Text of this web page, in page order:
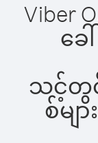
Viber
ခ
သင့်တွင်
စ်မျ